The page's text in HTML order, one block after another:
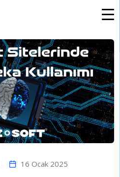
16 Ocak 2025